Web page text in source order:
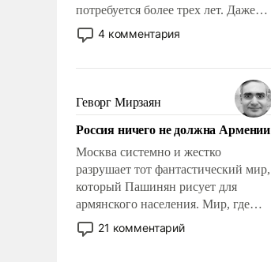
потребуется более трех лет. Даже
небольшая война с Ираном
опустошила американские
уязвимости США, например, перед
Китаем.
4 комментария
Геворг Мирзаян
Россия ничего не должна Армении
Москва системно и жестко
разрушает тот фантастический мир,
который Пашинян рисует для
армянского населения. Мир, где
политические прожекты будут
безусловно оплачиваться за счет
21 комментарий